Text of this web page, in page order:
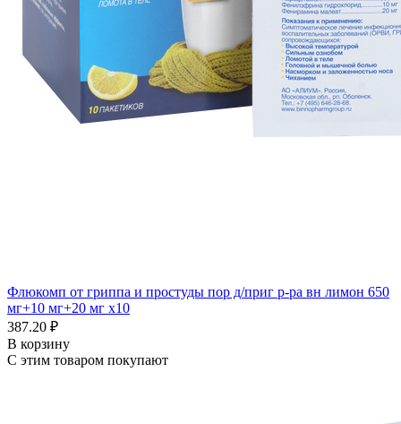
Флюкомп от гриппа и простуды пор д/приг р-ра вн лимон 650
мг+10 мг+20 мг x10
387.20 ₽
В корзину
С этим товаром покупают